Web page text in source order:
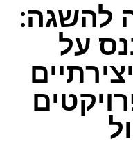
להשגה:
על